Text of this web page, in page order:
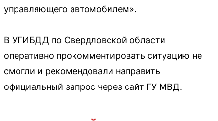
управляющего автомобилем».
В УГИБДД по Свердловской области
оперативно прокомментировать ситуацию не
смогли и рекомендовали направить
официальный запрос через сайт ГУ МВД.